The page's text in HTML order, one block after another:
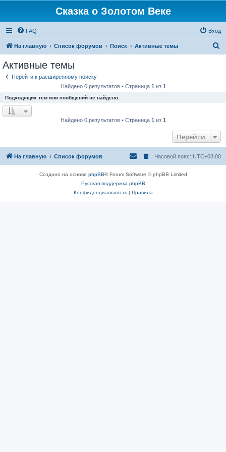
Сказка о Золотом Веке
FAQ Вход
На главную Список форумов Поиск Активные темы
Активные темы
Перейти к расширенному поиску
Найдено 0 результатов • Страница 1 из 1
Подходящих тем или сообщений не найдено.
Найдено 0 результатов • Страница 1 из 1
Перейти
На главную Список форумов Часовой пояс: UTC+03:00
Создано на основе phpBB® Forum Software © phpBB Limited
Русская поддержка phpBB
Конфиденциальность| Правила